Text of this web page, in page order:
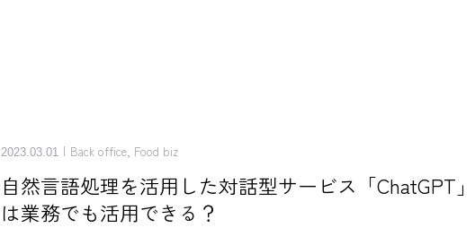
2023.03.01 Back office, Food biz
自然言語処理を活用した対話型サービス「ChatGPT」
は業務でも活用できる？